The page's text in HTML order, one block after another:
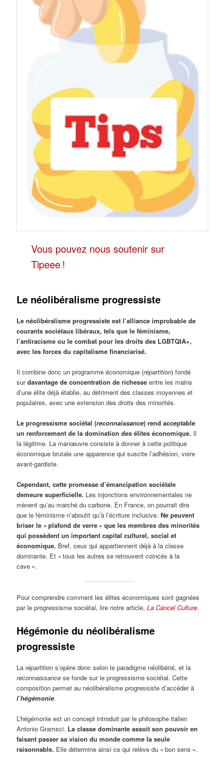
Vous pouvez nous soutenir sur
Tipeee !
Le néolibéralisme progressiste
Le néolibéralisme progressiste est l’alliance improbable de
courants sociétaux libéraux, tels que le féminisme,
l’antiracisme ou le combat pour les droits des LGBTQIA+,
avec les forces du capitalisme financiarisé.
Il combine donc un programme économique (répartition) fondé
surdavantage de concentration de richesse entre les mains
d’une élite déjà établie, au détriment des classes moyennes et
populaires, avec une extension des droits des minorités.
Le progressisme sociétal (reconnaissance) rend acceptable
un renforcement de la domination des élites économique. Il
la légitime. La manœuvre consiste à donner à cette politique
économique brutale une apparence qui suscite l’adhésion, voire
avant-gardiste.
Cependant, cette promesse d’émancipation sociétale
demeure superficielle. Les injonctions environnementales ne
mènent qu’au marché du carbone. En France, on pourrait dire
que le féminisme n’aboutit qu’à l’écriture inclusive.Ne peuvent
briser le « plafond de verre » que les membres des minorités
qui possèdent un important capital culturel, social et
économique. Bref, ceux qui appartiennent déjà à la classe
dominante. Et « tous les autres se retrouvent coincés à la
cave ».
Pour comprendre comment les élites économiques sont gagnées
par le progressisme sociétal, lire notre article,La Cancel Culture.
Hégémonie du néolibéralisme
progressiste
Larépartition s’opère donc selon le paradigme néolibéral, et la
reconnaissance se fonde sur le progressisme sociétal. Cette
composition permet au néolibéralisme progressiste d’accéder à
l’hégémonie.
L’hégémonie est un concept introduit par le philosophe italien
Antonio Gramsci. La classe dominante assoit son pouvoir en
faisant passer sa vision du monde comme la seule
raisonnable. Elle détermine ainsi ce qui relève du « bon sens ».